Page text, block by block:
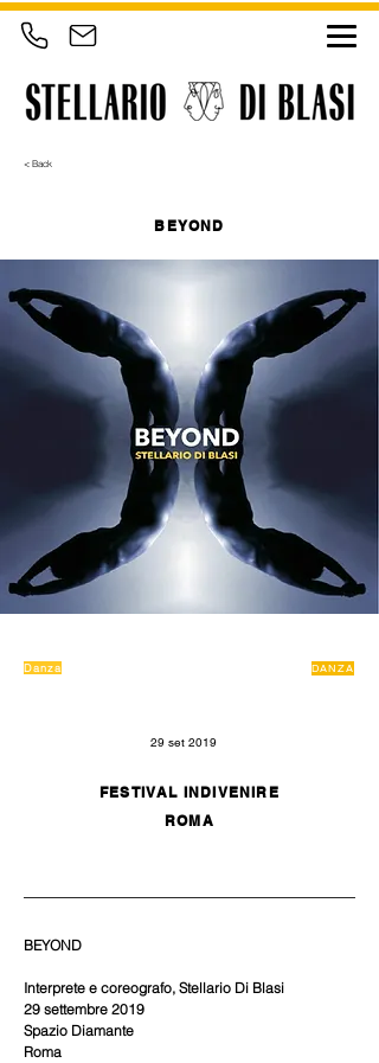
< Back
BEYOND
Danza DANZA
29 set 2019
FESTIVAL INDIVENIRE
ROMA
BEYOND
Interprete e coreografo, Stellario Di Blasi
29 settembre 2019
Spazio Diamante
Roma